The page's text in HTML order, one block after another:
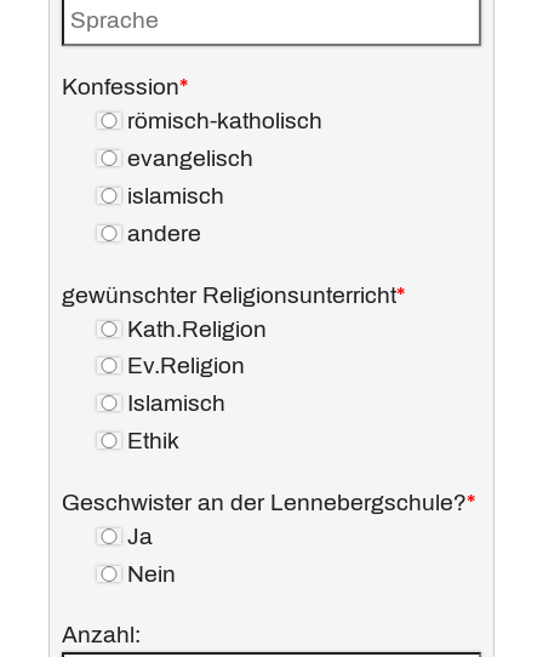
Konfession*
römisch-katholisch
evangelisch
islamisch
andere
gewünschter Religionsunterricht*
Kath.Religion
Ev.Religion
Islamisch
Ethik
Geschwister an der Lennebergschule?*
Ja
Nein
Anzahl: